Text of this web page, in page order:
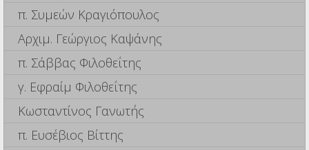
π. Συμεών Κραγιόπουλος
Αρχιμ. Γεώργιος Καψάνης
π. Σάββας Φιλοθεΐτης
γ. Εφραίμ Φιλοθεΐτης
Κωσταντίνος Γανωτής
π. Ευσέβιος Βίττης